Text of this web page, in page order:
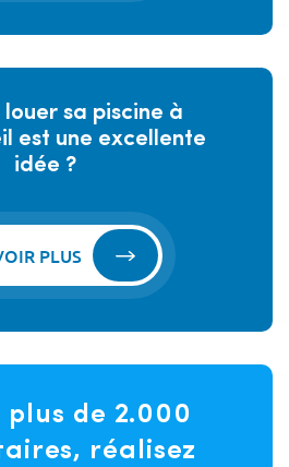
louer sa piscine à
est une excellente
idée ?
PLUS
plus de 2.000
réalisez